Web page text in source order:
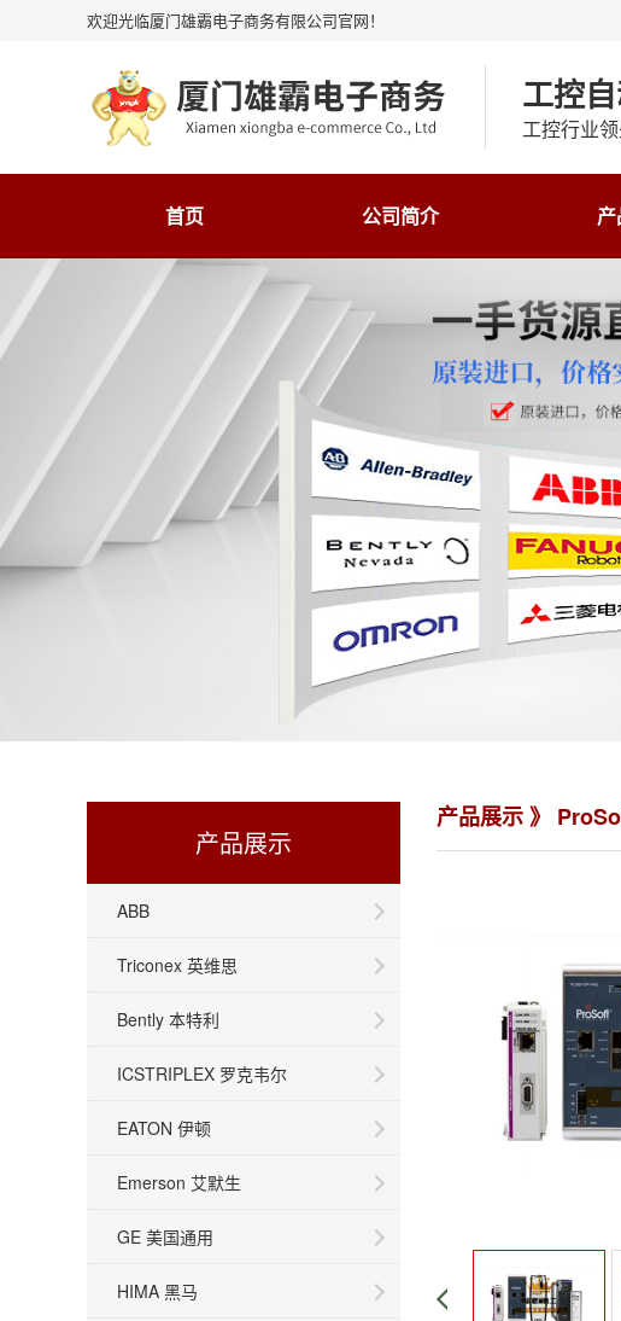
欢迎光临厦门雄霸电子商务有限公司官网！
工控
工控行业
首页 公司简介
产品展示
ABB
Triconex 英维思
Bently 本特利
ICSTRIPLEX 罗克韦尔
EATON 伊顿
Emerson 艾默生
GE 美国通用
HIMA 黑马
产品展示 》